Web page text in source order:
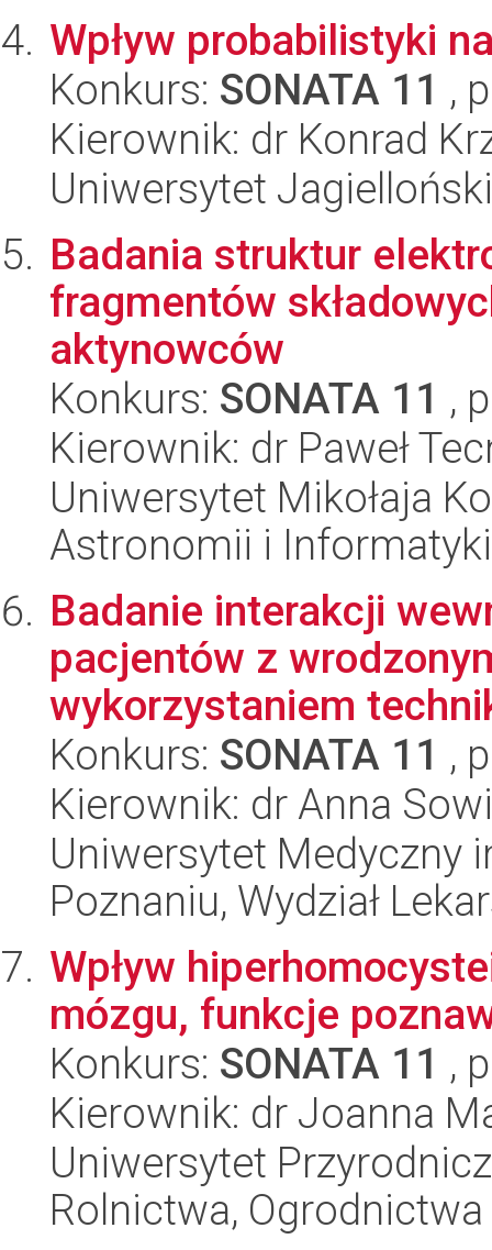
Wpływ probabilistyki
Konkurs: SONATA 11 ,
Kierownik: dr Konrad
Uniwersytet
Badania struktur
fragmentów
aktynowców
Konkurs: SONATA 11 ,
Kierownik: dr Paweł
Uniwersytet Mikołaja
Astronomii i
Badanie interakcji
pacjentów z
wykorzystaniem
Konkurs: SONATA 11 ,
Kierownik: dr Anna
Uniwersytet Medyczny
Poznaniu, Wydział
Wpływ
mózgu, funkcje
Konkurs: SONATA 11 ,
Kierownik: dr Joanna
Uniwersytet
Rolnictwa,